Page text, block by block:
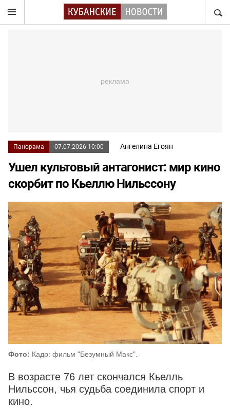
Панорама 07.07.2026 10:00 Ангелина Егоян
Ушел культовый антагонист: мир кино
скорбит по Кьеллю Нильссону
Фото: Кадр: фильм "Безумный Макс".
В возрасте 76 лет скончался Кьелль
Нильссон, чья судьба соединила спорт и
кино.